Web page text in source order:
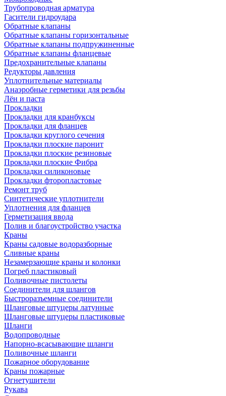
Трубопроводная арматура
Гасители гидроудара
Обратные клапаны
Обратные клапаны горизонтальные
Обратные клапаны подпружиненные
Обратные клапаны фланцевые
Предохранительные клапаны
Редукторы давления
Уплотнительные материалы
Анаэробные герметики для резьбы
Лён и паста
Прокладки
Прокладки для кранбуксы
Прокладки для фланцев
Прокладки круглого сечения
Прокладки плоские паронит
Прокладки плоские резиновые
Прокладки плоские Фибра
Прокладки силиконовые
Прокладки фторопластовые
Ремонт труб
Синтетические уплотнители
Уплотнения для фланцев
Герметизация ввода
Полив и благоустройство участка
Краны
Краны садовые водоразборные
Сливные краны
Незамерзающие краны и колонки
Погреб пластиковый
Поливочные пистолеты
Соединители для шлангов
Быстроразъемные соединители
Шланговые штуцеры латунные
Шланговые штуцеры пластиковые
Шланги
Водопроводные
Напорно-всасывающие шланги
Поливочные шланги
Пожарное оборудование
Краны пожарные
Огнетушители
Рукава